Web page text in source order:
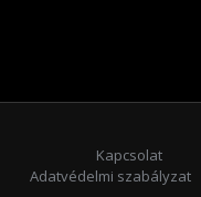
Kapcsolat
Adatvédelmi szabályzat